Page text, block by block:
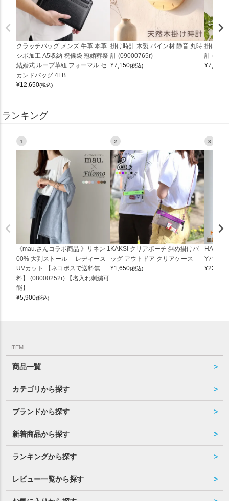
クラッチバッグ メンズ 牛革 本革
シボ加工 A5収納 祝儀袋 冠婚葬祭
結婚式 ループ革紐 フォーマル セ
カンドバッグ 4FB
¥12,650(税込)
掛け時計 木製 パイン材 静音 丸時
計 (09000765r)
¥7,150(税込)
掛け時
計
¥7,150
ランキング
1
《mau.さんコラボ商品 》リネン 1
00% 大判ストール レディース
UVカット 【ネコポスで送料無
料】 (08000252r) 【名入れ刺繍可
能】
¥5,900(税込)
2
KAKSI クリアポーチ 斜め掛けバ
ッグ アウトドア クリアケース
¥1,650(税込)
3
Yバッグ
¥22,000
ITEM
商品一覧
カテゴリから探す
ブランドから探す
新着商品から探す
ランキングから探す
レビュー一覧から探す